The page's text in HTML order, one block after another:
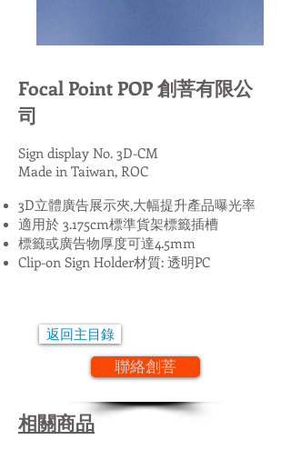
Focal Point POP 創菩有限公
司
Sign display No. 3D-CM
Made in Taiwan, ROC
3D立體廣告展示夾,大幅提升產品曝光率
適用於 3.175cm標準貨架標籤插槽
標籤或廣告物厚度可達4.5mm
Clip-on Sign Holder材質: 透明PC
返回主目錄
聯絡創菩
相關商品